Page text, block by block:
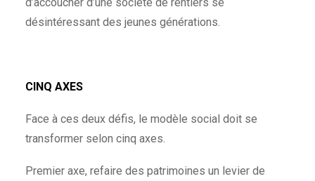
désintéressant des jeunes générations.
CINQ AXES
Face à ces deux défis, le modèle social doit se
transformer selon cinq axes.
Premier axe, refaire des patrimoines un levier de